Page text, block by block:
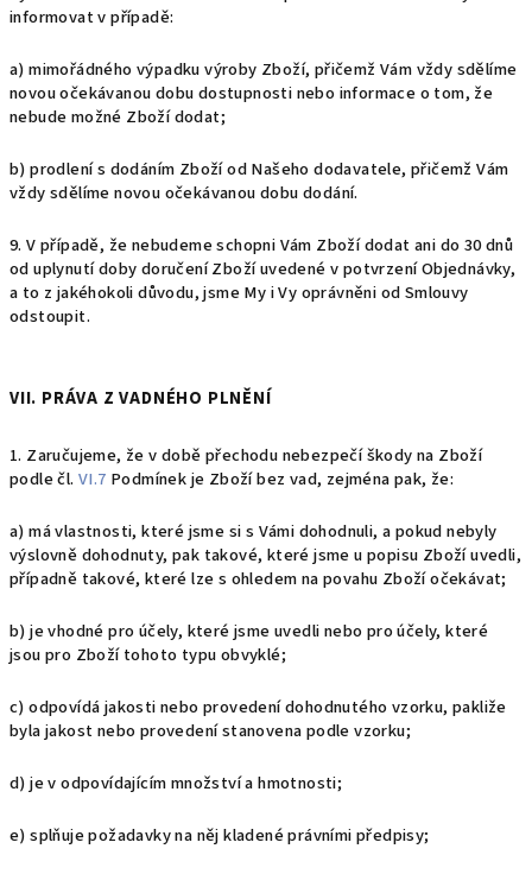
informovat v případě:
a) mimořádného výpadku výroby Zboží, přičemž Vám vždy sdělíme
novou očekávanou dobu dostupnosti nebo informace o tom, že
nebude možné Zboží dodat;
b) prodlení s dodáním Zboží od Našeho dodavatele, přičemž Vám
vždy sdělíme novou očekávanou dobu dodání.
9.V případě, že nebudeme schopni Vám Zboží dodat ani do 30 dnů
od uplynutí doby doručení Zboží uvedené v potvrzení Objednávky,
a to z jakéhokoli důvodu, jsme My i Vy oprávněni od Smlouvy
odstoupit.
VII. PRÁVA Z VADNÉHO PLNĚNÍ
1. Zaručujeme, že v době přechodu nebezpečí škody na Zboží
podle čl.VI.7 Podmínek je Zboží bez vad, zejména pak, že:
a) má vlastnosti, které jsme si s Vámi dohodnuli, a pokud nebyly
výslovně dohodnuty, pak takové, které jsme u popisu Zboží uvedli,
případně takové, které lze s ohledem na povahu Zboží očekávat;
b) je vhodné pro účely, které jsme uvedli nebo pro účely, které
jsou pro Zboží tohoto typu obvyklé;
c) odpovídá jakosti nebo provedení dohodnutého vzorku, pakliže
byla jakost nebo provedení stanovena podle vzorku;
d) je v odpovídajícím množství a hmotnosti;
e) splňuje požadavky na něj kladené právními předpisy;